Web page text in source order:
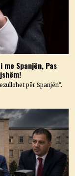
Spanjën, Pas
për Spanjën”.